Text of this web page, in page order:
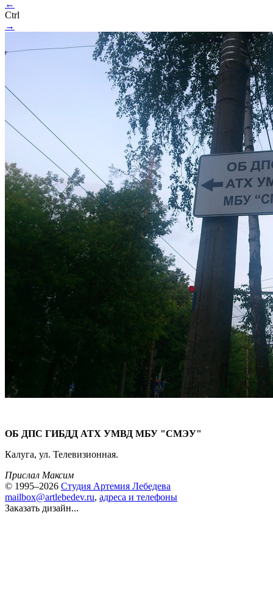
←
Ctrl
→
ОБ ДПС ГИБДД АТХ УМВД МБУ "СМЭУ"
Калуга, ул. Телевизионная.
Прислал Максим
© 1995–2026 Студия Артемия Лебедева
mailbox@artlebedev.ru, адреса и телефоны
Заказать дизайн...